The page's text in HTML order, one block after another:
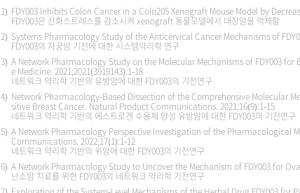
1) FDY003 Inhibits Colon Cancer in a Colo205 Xenograft Mouse Model by
FDY003은 산화스트레스를 감소시켜 xenograft 동물모델에서 대장암을 억제함
2) Systems Pharmacology Study of the Anticervical Cancer Mechanisms of
FDY003의 자궁암 기전에 대한 시스템약리학 연구
3) A Network Pharmacology Study on the Molecular Mechanisms of FDY003
e Medicine. 2021;2021(3919143):1-18
네트워크 약리학 기반의 유방암에 대한 FDY003의 기전연구
4) Network Pharmacology-Based Dissection of the Comprehensive Molecular
sitive Breast Cancer. Natural Product Communications. 2021;16(9):1-15
네트워크 약리학 기반의 에스트로겐 수용체 양성 유방암에 대한 FDY003의 기전연구
5) A Network Pharmacology Perspective Investigation of the Pharmacological
Communications. 2022;17(1):1-12
네트워크 약리학 기반의 위암에 대한 FDY003의 기전연구
6) A Network Pharmacology Study to Uncover the Mechanism of FDY003 for
난소암 치료를 위한 FDY003의 네트워크 약리학 기전연구